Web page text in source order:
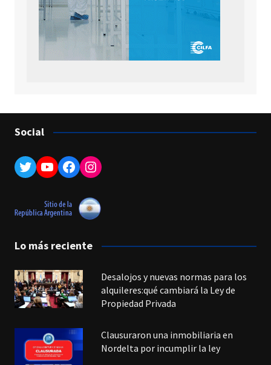
Social
Twitter
YouTube
Facebook
Instagram
Lo más reciente
Desalojos y nuevas normas para los
alquileres:qué cambiará la Ley de
Propiedad Privada
Clausuraron una inmobiliaria en
Nordelta por incumplir la ley